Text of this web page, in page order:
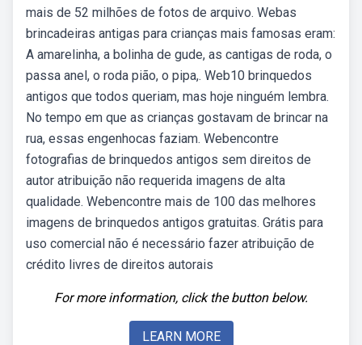
mais de 52 milhões de fotos de arquivo. Webas
brincadeiras antigas para crianças mais famosas eram:
A amarelinha, a bolinha de gude, as cantigas de roda, o
passa anel, o roda pião, o pipa,. Web10 brinquedos
antigos que todos queriam, mas hoje ninguém lembra.
No tempo em que as crianças gostavam de brincar na
rua, essas engenhocas faziam. Webencontre
fotografias de brinquedos antigos sem direitos de
autor atribuição não requerida imagens de alta
qualidade. Webencontre mais de 100 das melhores
imagens de brinquedos antigos gratuitas. Grátis para
uso comercial não é necessário fazer atribuição de
crédito livres de direitos autorais
For more information, click the button below.
LEARN MORE